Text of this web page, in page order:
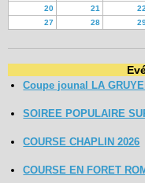
20
21 22
27
28
Coupe jounal LA
SOIREE POPULAIRE
COURSE CHAPLIN 2026
COURSE EN FORET